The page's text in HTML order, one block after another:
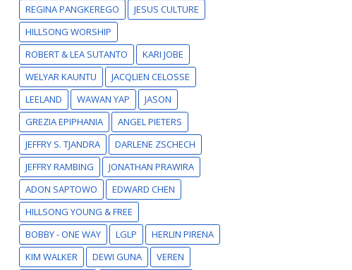
REGINA PANGKEREGO
JESUS CULTURE
HILLSONG WORSHIP
ROBERT & LEA SUTANTO
KARI JOBE
WELYAR KAUNTU
JACQLIEN CELOSSE
LEELAND
WAWAN YAP
JASON
GREZIA EPIPHANIA
ANGEL PIETERS
JEFFRY S. TJANDRA
DARLENE ZSCHECH
JEFFRY RAMBING
JONATHAN PRAWIRA
ADON SAPTOWO
EDWARD CHEN
HILLSONG YOUNG & FREE
BOBBY - ONE WAY
LGLP
HERLIN PIRENA
KIM WALKER
DEWI GUNA
VEREN